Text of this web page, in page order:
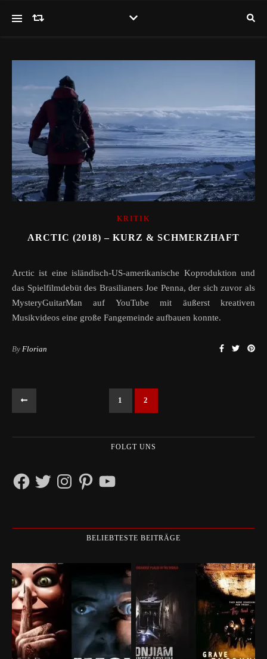
KRITIK
ARCTIC (2018) – KURZ & SCHMERZHAFT
Arctic ist eine isländisch-US-amerikanische Koproduktion und
das Spielfilmdebüt des Brasilianers Joe Penna, der sich zuvor als
MysteryGuitarMan auf YouTube mit äußerst kreativen
Musikvideos eine große Fangemeinde aufbauen konnte.
By Florian
1 2
FOLGT UNS
FacebookTwitterInstagramPinterestYouTube
BELIEBTESTE BEITRÄGE